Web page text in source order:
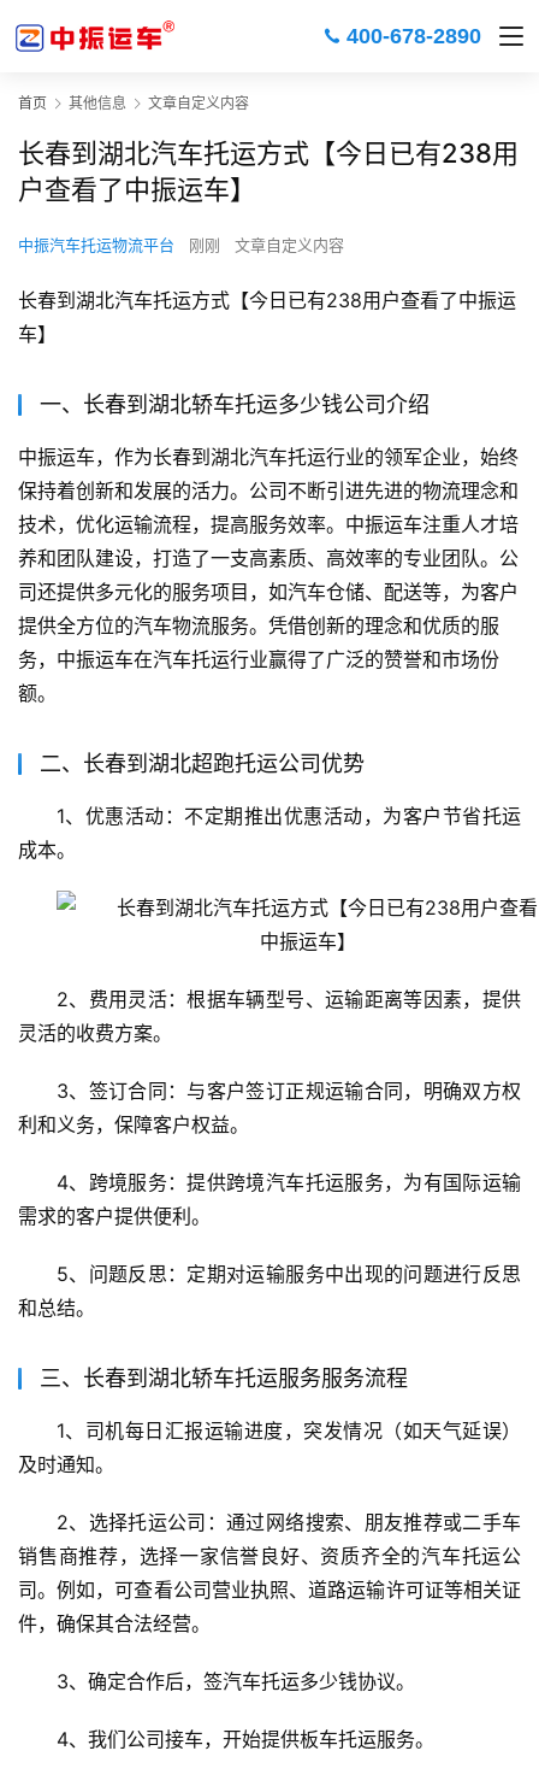
400-678-2890
首页 其他信息 文章自定义内容
长春到湖北汽车托运方式【今日已有238用
户查看了中振运车】
中振汽车托运物流平台 刚刚 文章自定义内容
长春到湖北汽车托运方式【今日已有238用户查看了中振运
车】
一、长春到湖北轿车托运多少钱公司介绍
中振运车，作为长春到湖北汽车托运行业的领军企业，始终
保持着创新和发展的活力。公司不断引进先进的物流理念和
技术，优化运输流程，提高服务效率。中振运车注重人才培
养和团队建设，打造了一支高素质、高效率的专业团队。公
司还提供多元化的服务项目，如汽车仓储、配送等，为客户
提供全方位的汽车物流服务。凭借创新的理念和优质的服
务，中振运车在汽车托运行业赢得了广泛的赞誉和市场份
额。
二、长春到湖北超跑托运公司优势
1、优惠活动：不定期推出优惠活动，为客户节省托运
成本。
2、费用灵活：根据车辆型号、运输距离等因素，提供
灵活的收费方案。
3、签订合同：与客户签订正规运输合同，明确双方权
利和义务，保障客户权益。
4、跨境服务：提供跨境汽车托运服务，为有国际运输
需求的客户提供便利。
5、问题反思：定期对运输服务中出现的问题进行反思
和总结。
三、长春到湖北轿车托运服务服务流程
1、司机每日汇报运输进度，突发情况（如天气延误）
及时通知。
2、选择托运公司：通过网络搜索、朋友推荐或二手车
销售商推荐，选择一家信誉良好、资质齐全的汽车托运公
司。例如，可查看公司营业执照、道路运输许可证等相关证
件，确保其合法经营。
3、确定合作后，签汽车托运多少钱协议。
4、我们公司接车，开始提供板车托运服务。